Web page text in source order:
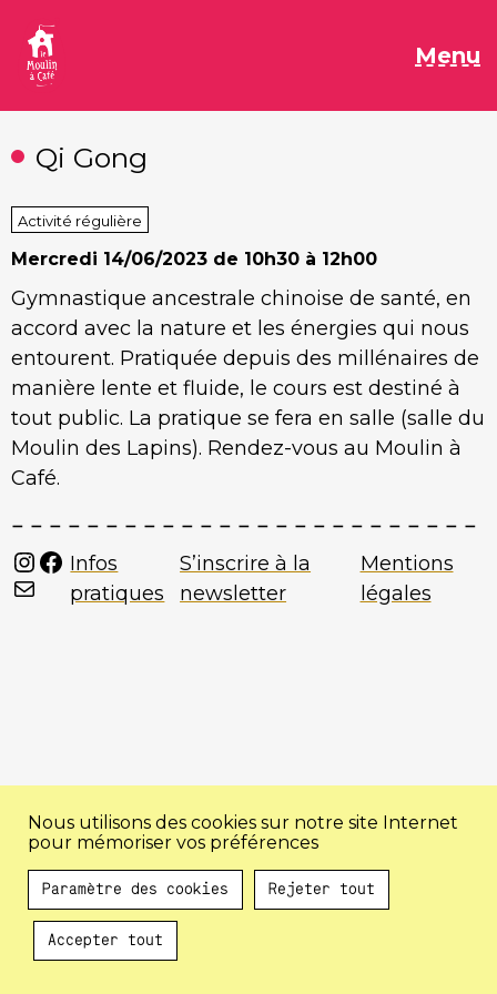
contenu
Menu
Qi Gong
Activité régulière
Mercredi 14/06/2023 de 10h30 à 12h00
Gymnastique ancestrale chinoise de santé, en
accord avec la nature et les énergies qui nous
entourent. Pratiquée depuis des millénaires de
manière lente et fluide, le cours est destiné à
tout public. La pratique se fera en salle (salle du
Moulin des Lapins). Rendez-vous au Moulin à
Café.
Instagram
Facebook
Mail
Infos
pratiques
S’inscrire à la
newsletter
Mentions
légales
Au programme !
Nous utilisons des cookies sur notre site Internet
pour mémoriser vos préférences
Paramètre des cookies Rejeter tout
Accepter tout